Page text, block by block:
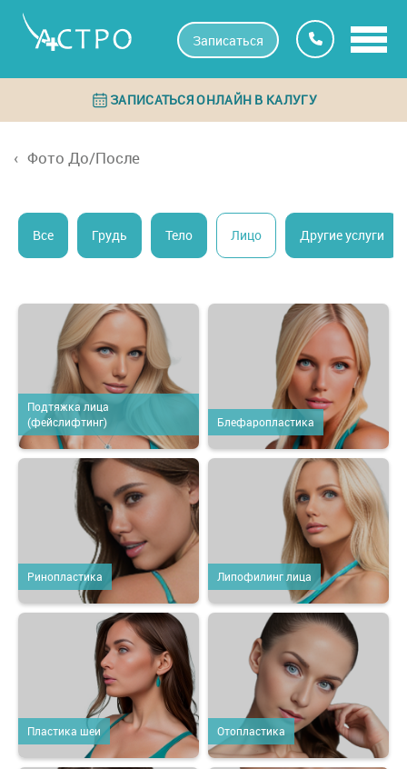
Записаться
ЗАПИСАТЬСЯ ОНЛАЙН В КАЛУГУ
Фото До/После
Все Грудь Тело Лицо Другие услуги
Подтяжка лица
(фейслифтинг)
Блефаропластика
Ринопластика Липофилинг лица
Пластика шеи Отопластика